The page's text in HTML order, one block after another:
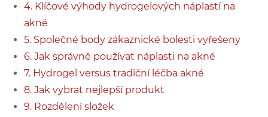
4. Klíčové výhody hydrogelových náplastí na
akné
5. Společné body zákaznické bolesti vyřešeny
6. Jak správně používat náplasti na akné
7. Hydrogel versus tradiční léčba akné
8. Jak vybrat nejlepší produkt
9. Rozdělení složek